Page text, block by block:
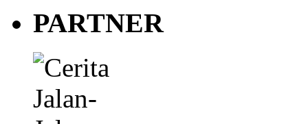
PARTNER